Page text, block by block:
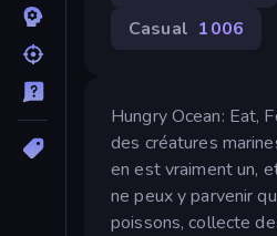
Casual 1 006
Hungry Ocean: Eat,
des créatures
en est vraiment un,
ne peux y parvenir
poissons, collecte